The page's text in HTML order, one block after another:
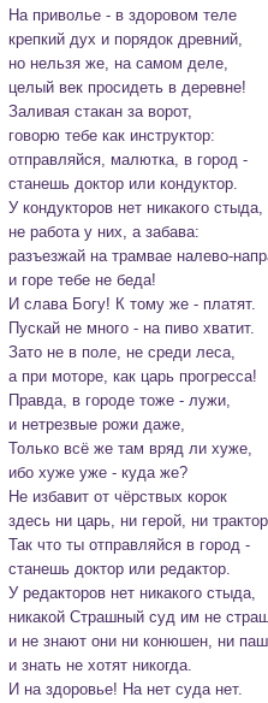
На приволье - в здоровом теле
крепкий дух и порядок древний,
но нельзя же, на самом деле,
целый век просидеть в деревне!
Заливая стакан за ворот,
говорю тебе как инструктор:
отправляйся, малютка, в город -
станешь доктор или кондуктор.
У кондукторов нет никакого
не работа у них, а забава:
разъезжай на трамвае налево-
и горе тебе не беда!
И слава Богу! К тому же - платят.
Пускай не много - на пиво
Зато не в поле, не среди леса,
а при моторе, как царь
Правда, в городе тоже - лужи,
и нетрезвые рожи даже,
Только всё же там вряд ли хуже,
ибо хуже уже - куда же?
Не избавит от чёрствых корок
здесь ни царь, ни герой, ни
Так что ты отправляйся в город -
станешь доктор или редактор.
У редакторов нет никакого
никакой Страшный суд им не
и не знают они ни конюшен, ни
и знать не хотят никогда.
И на здоровье! На нет суда нет.